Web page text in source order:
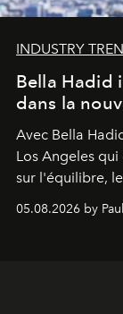
INDUSTRY
Bella Hadid
dans la
Avec Bella
Los Angeles
sur l'équilibre,
05.08.2026 by